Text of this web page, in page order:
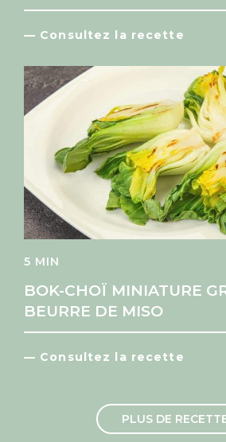
— Consultez la recette
5 MIN
BOK-CHOÏ MINIATURE
BEURRE DE MISO
— Consultez la recette
PLUS DE